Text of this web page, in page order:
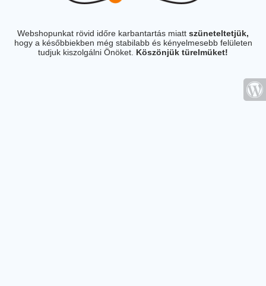
Webshopunkat rövid időre karbantartás miatt szüneteltetjük,
hogy a későbbiekben még stabilabb és kényelmesebb felületen
tudjuk kiszolgálni Önöket. Köszönjük türelmüket!